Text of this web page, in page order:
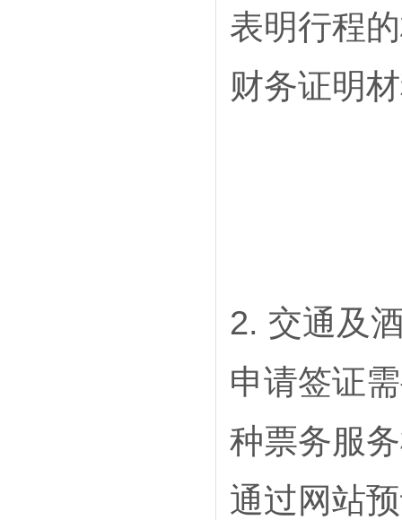
表明行程
财务证明
2. 交通及
申请签证
种票务服
通过网站